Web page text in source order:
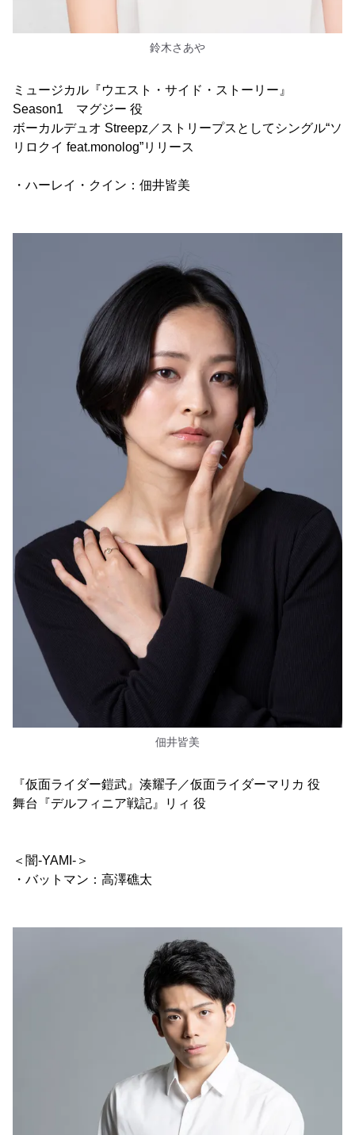
鈴木さあや
ミュージカル『ウエスト・サイド・ストーリー』
Season1 マグジー 役
ボーカルデュオ Streepz／ストリープスとしてシングル“ソ
リロクイ feat.monolog”リリース
・ハーレイ・クイン：佃井皆美
佃井皆美
『仮面ライダー鎧武』湊耀子／仮面ライダーマリカ 役
舞台『デルフィニア戦記』リィ 役
＜闇-YAMI-＞
・バットマン：高澤礁太